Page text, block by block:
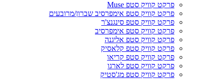
פרקט קוויק סטפ Muse
פרקט קוויק סטפ אימפרסיב שברון/מרובעים
פרקט קוויק סטפ סינגנצ'ר
פרקט קוויק סטפ אימפרסיב
פרקט קוויק סטפ אליגנה
פרקט קוויק סטפ קלאסיק
פרקט קוויק סטפ קריאו
פרקט קוויק סטפ לארגו
פרקט קוויק סטפ מג'סטיק